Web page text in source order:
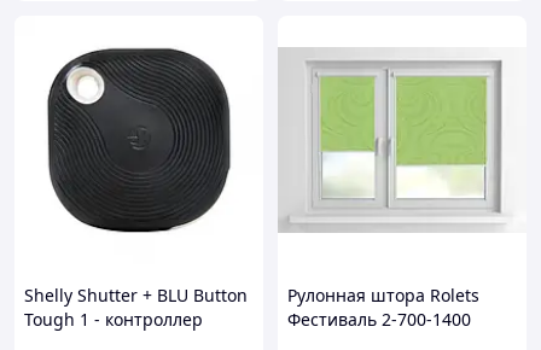
Shelly Shutter + BLU Button
Tough 1 - контроллер
Рулонная штора Rolets
Фестиваль 2-700-1400